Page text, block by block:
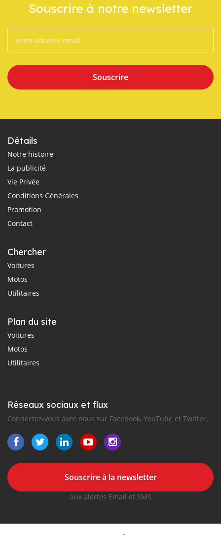
Souscrire à notre newsletter
Souscrire
Détails
Notre histoire
La publicité
Vie Privée
Conditions Générales
Promotion
Contact
Chercher
Voitures
Motos
Utilitaires
Plan du site
Voitures
Motos
Utilitaires
Réseaux sociaux et flux
Connectez-vous avec nous sur Facebook, YouTube et Twitter.
Souscrire à la newsletter
aux alertes Email et SMS